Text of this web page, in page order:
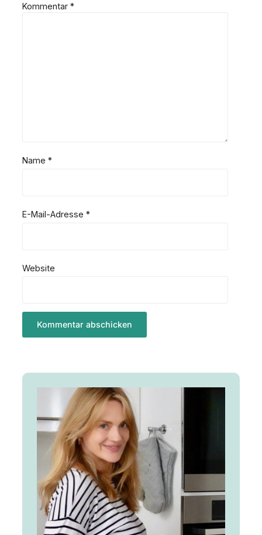
Kommentar *
Name *
E-Mail-Adresse *
Website